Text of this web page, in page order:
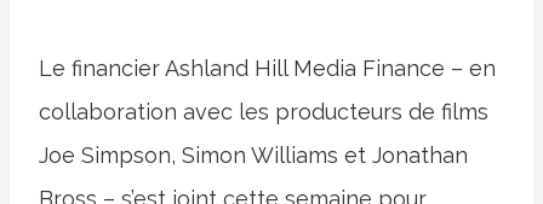
Le financier Ashland Hill Media Finance – en
collaboration avec les producteurs de films
Joe Simpson, Simon Williams et Jonathan
Bross – s’est joint cette semaine pour